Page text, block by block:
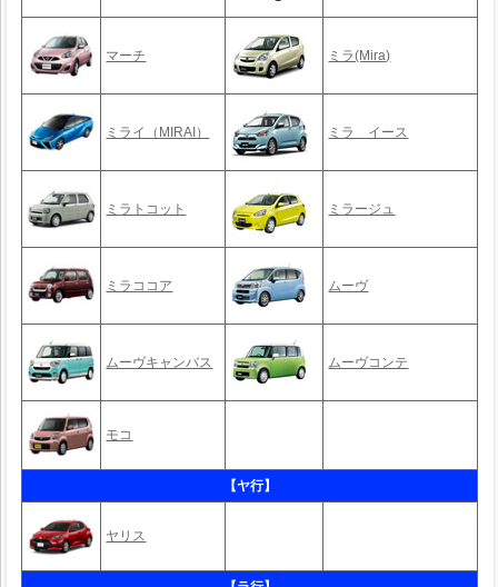
マーチ ミラ(Mira)
ミライ（MIRAI） ミラ イース
ミラトコット ミラージュ
ミラココア ムーヴ
ムーヴキャンバス ムーヴコンテ
モコ
【ヤ行】
ヤリス